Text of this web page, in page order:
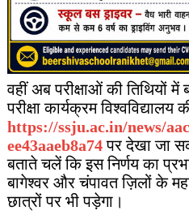
वहीं अब परीक्षाओं की तिथियों
परीक्षा कार्यक्रम विश्वविद्यालय
https://ssju.ac.in/news/
ee43aaeb8a74पर देखा जा
बताते चलें कि इस निर्णय का
बागेश्वर और चंपावत ज़िलों के
छात्रों पर भी पड़ेगा।